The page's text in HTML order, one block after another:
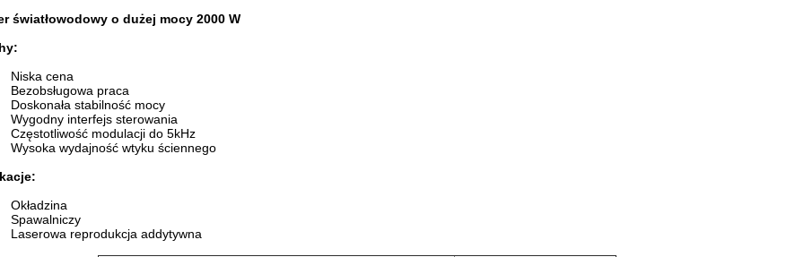
światłowodowy o dużej mocy 2000 W
:
Niska cena
Bezobsługowa praca
Doskonała stabilność mocy
Wygodny interfejs sterowania
Częstotliwość modulacji do 5kHz
Wysoka wydajność wtyku ściennego
Okładzina
Spawalniczy
Laserowa reprodukcja addytywna